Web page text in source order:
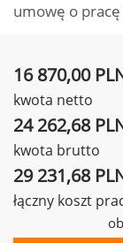
umowę o
16 870,00
kwota netto
24 262,68
kwota brutto
29 231,68
łączny koszt